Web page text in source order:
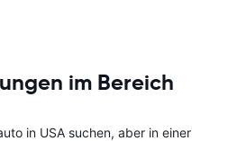
im Bereich
in USA suchen, aber in einer